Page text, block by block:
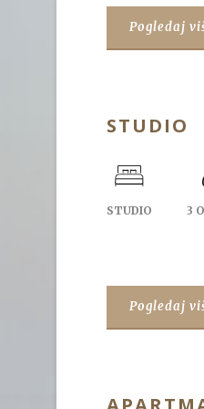
Pogledaj
STUDIO
STUDIO 3
Pogledaj